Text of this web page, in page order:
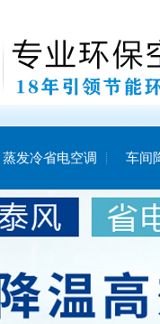
蒸发冷省电空调 车间